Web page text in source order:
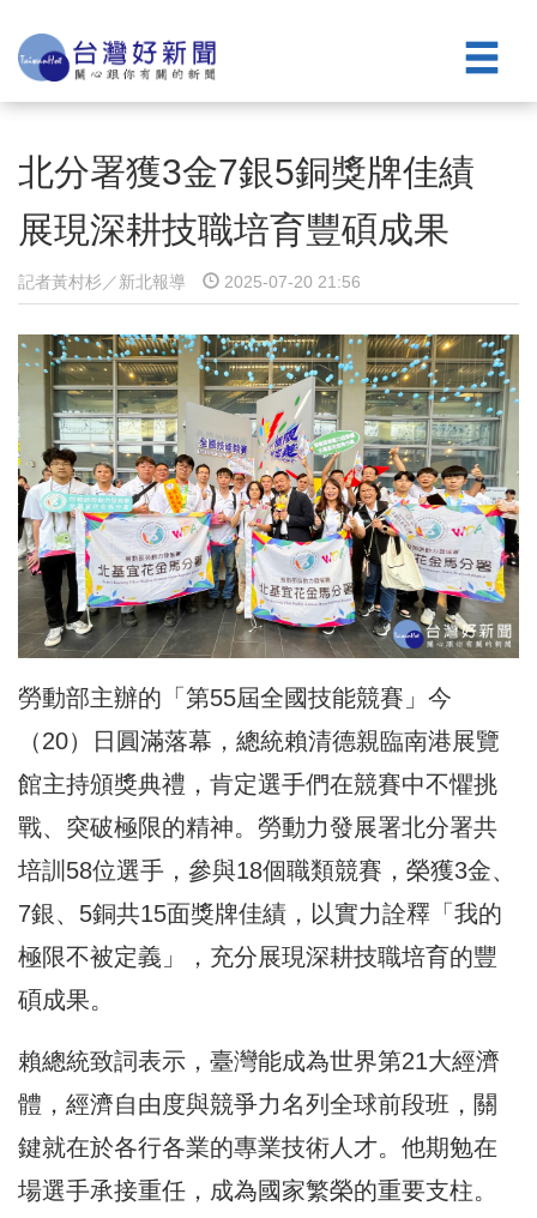
北分署獲3金7銀5銅獎牌佳績
展現深耕技職培育豐碩成果
記者黃村杉／新北報導 2025-07-20 21:56
勞動部主辦的「第55屆全國技能競賽」今
（20）日圓滿落幕，總統賴清德親臨南港展覽
館主持頒獎典禮，肯定選手們在競賽中不懼挑
戰、突破極限的精神。勞動力發展署北分署共
培訓58位選手，參與18個職類競賽，榮獲3金、
7銀、5銅共15面獎牌佳績，以實力詮釋「我的
極限不被定義」，充分展現深耕技職培育的豐
碩成果。
賴總統致詞表示，臺灣能成為世界第21大經濟
體，經濟自由度與競爭力名列全球前段班，關
鍵就在於各行各業的專業技術人才。他期勉在
場選手承接重任，成為國家繁榮的重要支柱。